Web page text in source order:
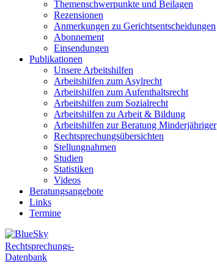
Themenschwerpunkte und Beilagen
Rezensionen
Anmerkungen zu Gerichtsentscheidungen
Abonnement
Einsendungen
Publikationen
Unsere Arbeitshilfen
Arbeitshilfen zum Asylrecht
Arbeitshilfen zum Aufenthaltsrecht
Arbeitshilfen zum Sozialrecht
Arbeitshilfen zu Arbeit & Bildung
Arbeitshilfen zur Beratung Minderjähriger
Rechtsprechungsübersichten
Stellungnahmen
Studien
Statistiken
Videos
Beratungsangebote
Links
Termine
Rechtsprechungs-
Datenbank